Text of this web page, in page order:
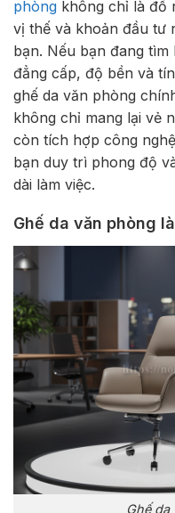
phòng không chỉ là đồ
vị thế và khoản đầu tư
bạn. Nếu bạn đang
đẳng cấp, độ bền và
ghế da văn phòng
không chỉ mang lại vẻ
còn tích hợp công
bạn duy trì phong độ
dài làm việc.
Ghế da văn phòng
Ghế da